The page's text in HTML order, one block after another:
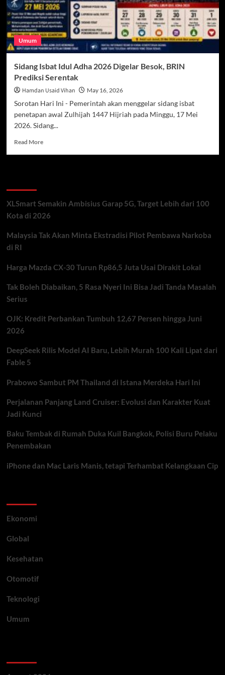
Umum
Sidang Isbat Idul Adha 2026 Digelar Besok, BRIN
Prediksi Serentak
Hamdan Usaid Vihan May 16, 2026
Sorotan Hari Ini - Pemerintah akan menggelar sidang isbat
penetapan awal Zulhijah 1447 Hijriah pada Minggu, 17 Mei
2026. Sidang...
Read MoreRead
2026
Digelar
BRIN
XLSmart Semakin Ambisius Garap 5G, Target Lebih dari 100
Kota di 2026
Malaysia Tak Akan Minta Ekstradisi Pilot Pembawa Narkoba
di RI
Harga Mazda CX-30 Turun Rp86,5 Juta Usai Dirakit Lokal
Tak Boleh Diabaikan, 5 Rasa Nyeri Ini Bisa Jadi Tanda Masalah
Serius
OJK: Kredit Perbankan Tumbuh 12,67 Persen hingga Juni
2026
DeepSeek Rilis Model AI Baru, Lebih Murah 100 Kali Lipat dari
Fable 5
Prabowo Sambut PM Thailand di Istana Merdeka Hari Ini
Perjalanan Panjang Land Cruiser: Evolusi dan Karakter Kuat
Jadi Kunci
Baku Tembak di Rumah Duka Kuil Bangkok, Polisi Buru Pelaku
Penembakan
iPhone dan Mac Laris Manis, tetapi Terhambat Kelangkaan Cip
Ekonomi
Global
Kesehatan
Otomotif
Teknologi
Umum